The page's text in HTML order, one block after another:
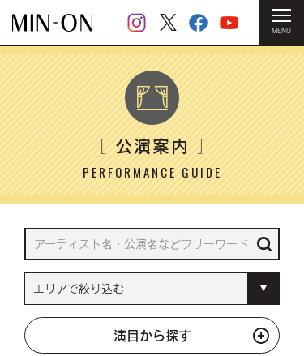
MENU
HOME ＞ 公演案内
［公演案内］
PERFORMANCE GUIDE
演目から探す